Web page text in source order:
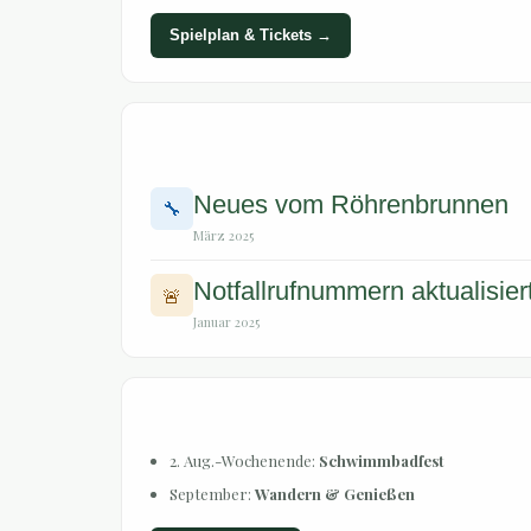
Spielplan & Tickets →
🔧 Neues vom Röhrenbrunnen
März 2025
🚨 Notfallrufnummern
Januar 2025
2. Aug.-Wochenende: Schwimmbadfest
September: Wandern & Genießen